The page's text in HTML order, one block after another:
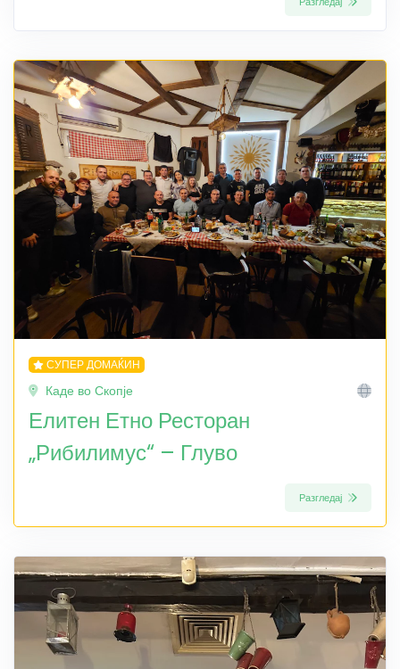
СУПЕР ДОМАЌИН
Каде во Скопје
Елитен Етно Ресторан
„Рибилимус“ – Глуво
Разгледај